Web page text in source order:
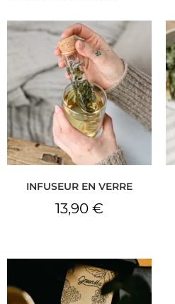
INFUSEUR EN VERRE
13,90 €